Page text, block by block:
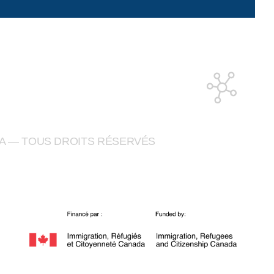
— TOUS DROITS RÉSERVÉS